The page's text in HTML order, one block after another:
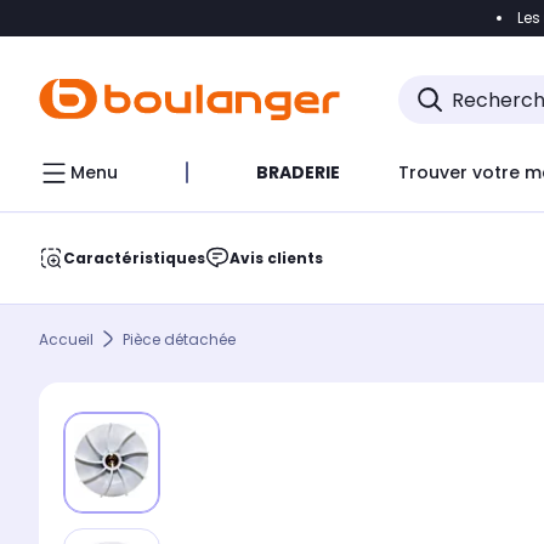
Accéder
Menu BRADERIE Trouver votre
Caractéristiques Avis clients
Accueil Pièce détachée